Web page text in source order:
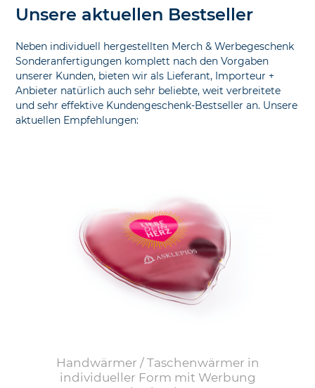
carousel
navigation
slide
Unsere aktuellen Bestseller
Neben individuell hergestellten Merch & Werbegeschenk
Sonderanfertigungen komplett nach den Vorgaben
unserer Kunden, bieten wir als Lieferant, Importeur +
Anbieter natürlich auch sehr beliebte, weit verbreitete
und sehr effektive Kundengeschenk-Bestseller an. Unsere
aktuellen Empfehlungen:
Handwärmer / Taschenwärmer in
individueller Form mit Werbung